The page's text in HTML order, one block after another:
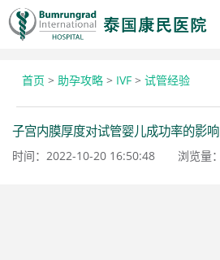
首页 > 助孕攻略 > IVF > 试管经验
子宫内膜厚度对试管婴儿成功率的影响
时间：2022-10-20 16:50:48 浏览量：